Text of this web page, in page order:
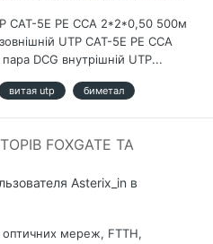
CAT-5E PE CCA 2*2*0,50 500м
UTP CAT-5Е PE CCA
DCG внутрішній UTP...
витая utp биметал
FOXGATE ТА
Asterix_in в
оптичних мереж, FTTH,